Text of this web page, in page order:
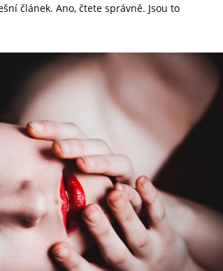
článek. Ano, čtete správně. Jsou to